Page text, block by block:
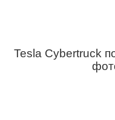
Tesla Cybertruck